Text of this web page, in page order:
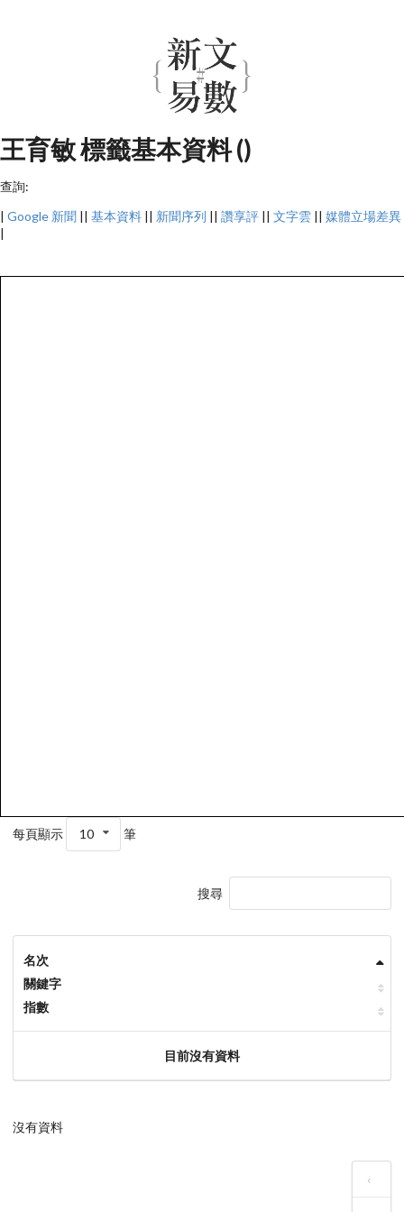
王育敏 標籤基本資料 ()
查詢:
| Google 新聞 || 基本資料 || 新聞序列 || 讚享評 || 文字雲 || 媒體立場差異
|
每頁顯示 10 筆
搜尋
名次
關鍵字
指數
目前沒有資料
沒有資料
‹